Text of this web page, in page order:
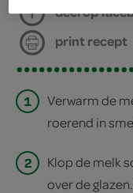
deel op
print recept
1
Verwarm de
roerend in
2
Klop de melk
over de